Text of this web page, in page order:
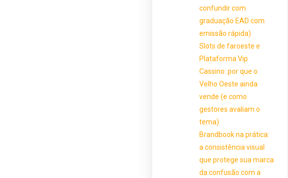
confundir com
graduação EAD com
emissão rápida)
Slots de faroeste e
Plataforma Vip
Cassino: por que o
Velho Oeste ainda
vende (e como
gestores avaliam o
tema)
Brandbook na prática:
a consistência visual
que protege sua marca
da confusão com a